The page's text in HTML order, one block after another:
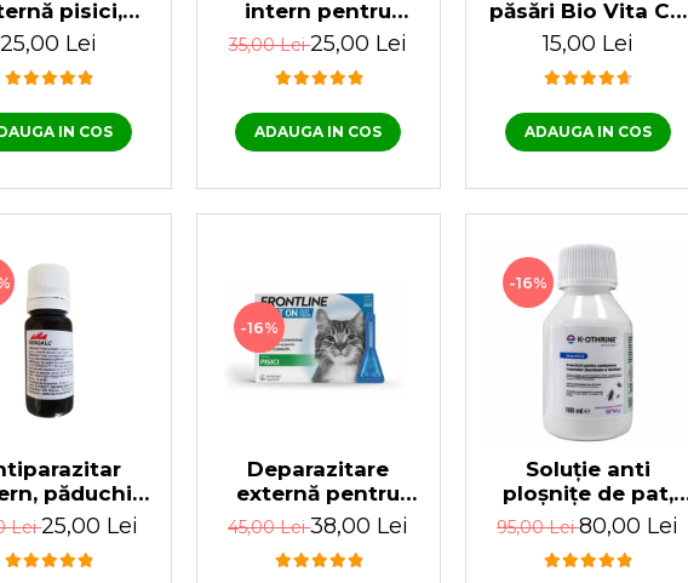
pisici,
1 tabletă
25,00 Lei
IN COS
intern pentru
păsări Herba Top
Antihelmintic 100
ml
35,00 Lei25,00 Lei
ADAUGA IN COS
păsări Bio Vita CD
Phos 100 ml
15,00 Lei
ADAUGA IN COS
păduchi,
pentru
Dergall 10
ml
Lei25,00 Lei
-16%
Deparazitare
externă pentru
pisici Frontline
Spot On, 1 pipetă
45,00 Lei38,00 Lei
-16%
Soluție anti
ploșnițe de pat,
muște, țânțari, fără
miros, K-OTHRINE
SC 7.5 Flow 100 ml
95,00 Lei80,00 Lei